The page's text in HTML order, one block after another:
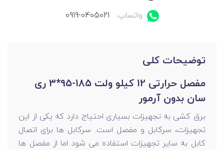
واتساپ:
0919-0405021
توضیحات کلی
مفصل حرارتی 12 کیلو ولت 185-95*3 ری
سان بدون آرمور
برق کشی به تجهیزات بسیاری احتیاج دارد که یکی از این
تجهیزات، سرکابل و مفصل است. سرکابل ها برای اتصال
کابل به سایر تجهیزات استفاده می شود اما از مفصل ها